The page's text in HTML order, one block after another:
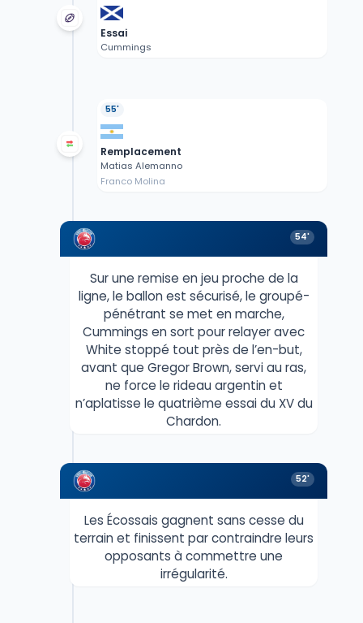
Essai
Cummings
55'
Remplacement
Matias Alemanno
Franco Molina
54'
Sur une remise en jeu proche de la
ligne, le ballon est sécurisé, le groupé-
pénétrant se met en marche,
Cummings en sort pour relayer avec
White stoppé tout près de l’en-but,
avant que Gregor Brown, servi au ras,
ne force le rideau argentin et
n’aplatisse le quatrième essai du XV du
Chardon.
52'
Les Écossais gagnent sans cesse du
terrain et finissent par contraindre leurs
opposants à commettre une
irrégularité.